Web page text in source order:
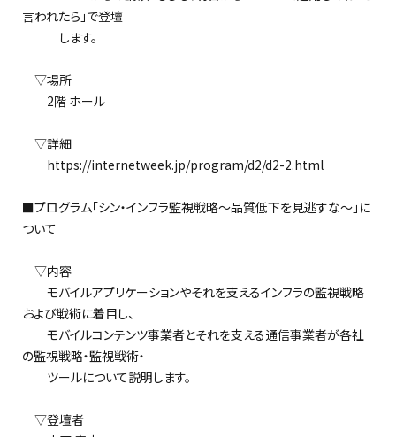
言われたら」で登壇
します。
▽場所
2階 ホール
▽詳細
https://internetweek.jp/program/d2/d2-2.html
■プログラム「シン・インフラ監視戦略～品質低下を見逃すな～」に
ついて
▽内容
モバイルアプリケーションやそれを支えるインフラの監視戦略
および戦術に着目し、
モバイルコンテンツ事業者とそれを支える通信事業者が各社
の監視戦略・監視戦術・
ツールについて説明します。
▽登壇者